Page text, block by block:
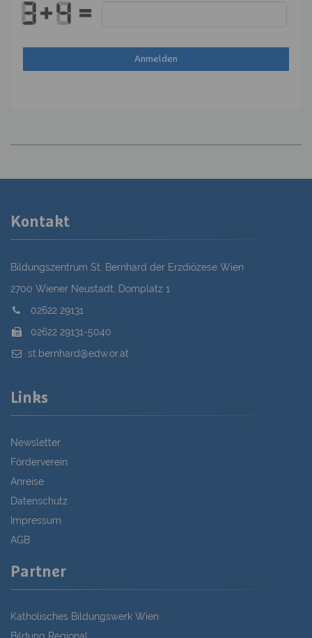
Kontakt
Bildungszentrum St. Bernhard der Erzdiözese Wien
2700 Wiener Neustadt, Domplatz 1
02622 29131
02622 29131-5040
st.bernhard@edw.or.at
Links
Newsletter
Förderverein
Anreise
Datenschutz
Impressum
AGB
Partner
Katholisches Bildungswerk Wien